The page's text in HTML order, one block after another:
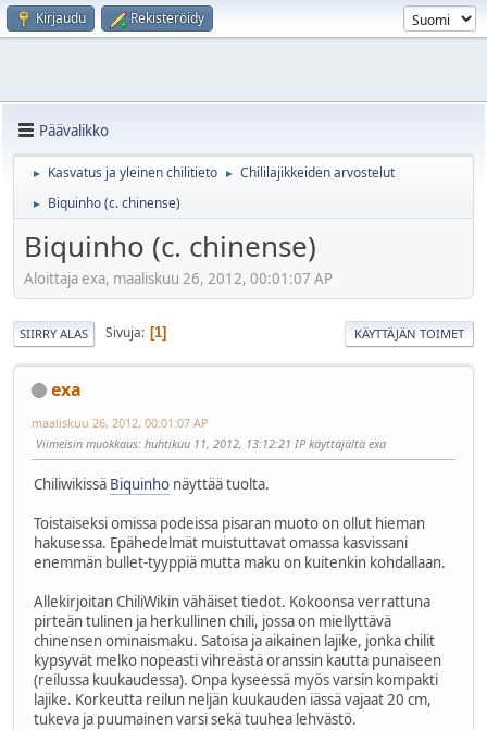
Kirjaudu Rekisteröidy
Päävalikko
► Kasvatus ja yleinen chilitieto ► Chililajikkeiden arvostelut
► Biquinho (c. chinense)
Biquinho (c. chinense)
Aloittaja exa, maaliskuu 26, 2012, 00:01:07 AP
SIIRRY ALAS Sivuja 1 KÄYTTÄJÄN TOIMET
exa
maaliskuu 26, 2012, 00:01:07 AP
Viimeisin muokkaus: huhtikuu 11, 2012, 13:12:21 IP käyttäjältä exa
Chiliwikissä Biquinho näyttää tuolta.
Toistaiseksi omissa podeissa pisaran muoto on ollut hieman
hakusessa. Epähedelmät muistuttavat omassa kasvissani
enemmän bullet-tyyppiä mutta maku on kuitenkin kohdallaan.
Allekirjoitan ChiliWikin vähäiset tiedot. Kokoonsa verrattuna
pirteän tulinen ja herkullinen chili, jossa on miellyttävä
chinensen ominaismaku. Satoisa ja aikainen lajike, jonka chilit
kypsyvät melko nopeasti vihreästä oranssin kautta punaiseen
(reilussa kuukaudessa). Onpa kyseessä myös varsin kompakti
lajike. Korkeutta reilun neljän kuukauden iässä vajaat 20 cm,
tukeva ja puumainen varsi sekä tuuhea lehvästö.